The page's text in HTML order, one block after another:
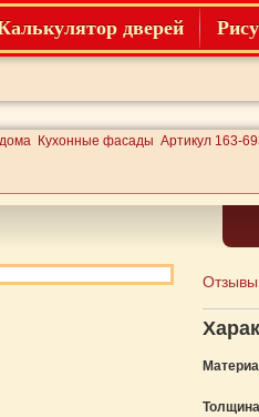
дверей
Кухонные фасады Артикул 163-